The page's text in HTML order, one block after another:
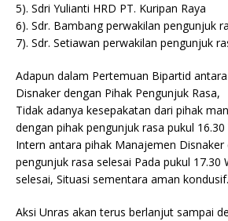
5). Sdri Yulianti HRD PT. Kuripan Raya
6). Sdr. Bambang perwakilan pengunjuk
7). Sdr. Setiawan perwakilan pengunjuk
Adapun dalam Pertemuan Bipartid
Disnaker dengan Pihak Pengunjuk Rasa,
Tidak adanya kesepakatan dari pihak
dengan pihak pengunjuk rasa pukul
Intern antara pihak Manajemen Disnaker
pengunjuk rasa selesai Pada pukul 17.30
selesai, Situasi sementara aman kondusif.
Aksi Unras akan terus berlanjut sampai